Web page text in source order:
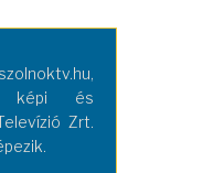
képi és
Zrt.